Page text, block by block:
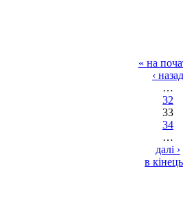
« на
‹ назад
…
32
33
34
…
далі ›
в